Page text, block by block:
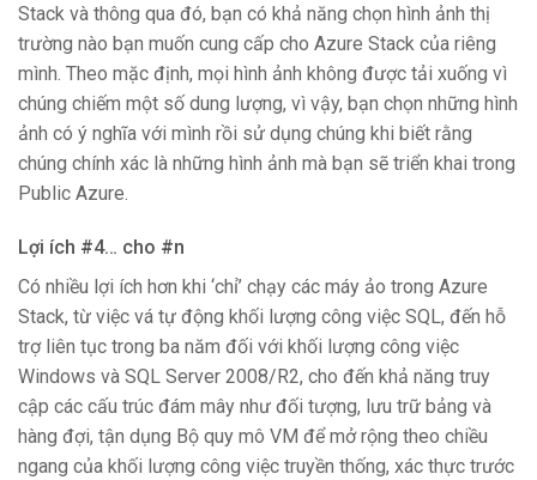
Stack và thông qua đó, bạn có khả năng chọn hình ảnh thị
trường nào bạn muốn cung cấp cho Azure Stack của riêng
mình. Theo mặc định, mọi hình ảnh không được tải xuống vì
chúng chiếm một số dung lượng, vì vậy, bạn chọn những hình
ảnh có ý nghĩa với mình rồi sử dụng chúng khi biết rằng
chúng chính xác là những hình ảnh mà bạn sẽ triển khai trong
Public Azure.
Lợi ích #4… cho #n
Có nhiều lợi ích hơn khi ‘chỉ’ chạy các máy ảo trong Azure
Stack, từ việc vá tự động khối lượng công việc SQL, đến hỗ
trợ liên tục trong ba năm đối với khối lượng công việc
Windows và SQL Server 2008/R2, cho đến khả năng truy
cập các cấu trúc đám mây như đối tượng, lưu trữ bảng và
hàng đợi, tận dụng Bộ quy mô VM để mở rộng theo chiều
ngang của khối lượng công việc truyền thống, xác thực trước